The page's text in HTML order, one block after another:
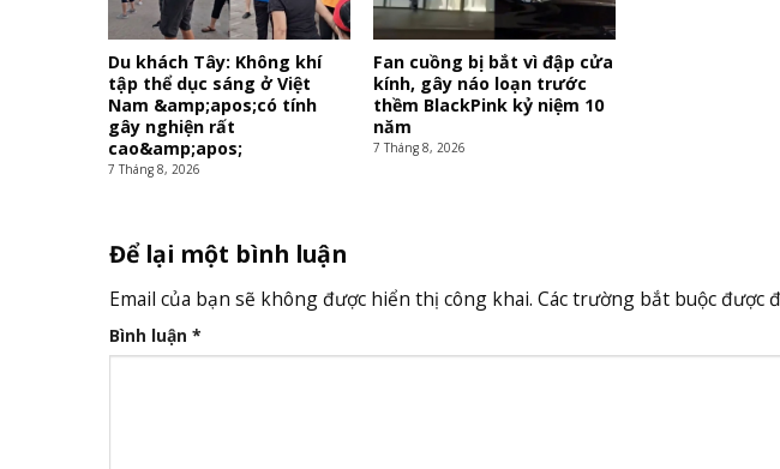
Du khách Tây: Không khí
tập thể dục sáng ở Việt
Nam &amp;apos;có tính
gây nghiện rất
cao&amp;apos;
7 Tháng 8, 2026
Fan cuồng bị bắt vì đập cửa
kính, gây náo loạn trước
thềm BlackPink kỷ niệm 10
năm
7 Tháng 8, 2026
Để lại một bình luận
Email của bạn sẽ không được hiển thị công khai. Các trường bắt buộc được
Bình luận *